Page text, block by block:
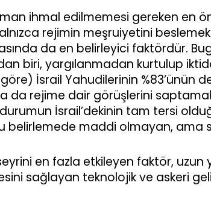
ihmal edilmemesi gereken en
rejimin meşruiyetini
da en belirleyici faktördür.
biri, yargılanmadan kurtulup
İsrail Yahudilerinin %83’ünün
da rejime dair görüşlerini
İsrail’dekinin tam tersi
belirlemede maddi olmayan, ama
en fazla etkileyen faktör,
sağlayan teknolojik ve askeri